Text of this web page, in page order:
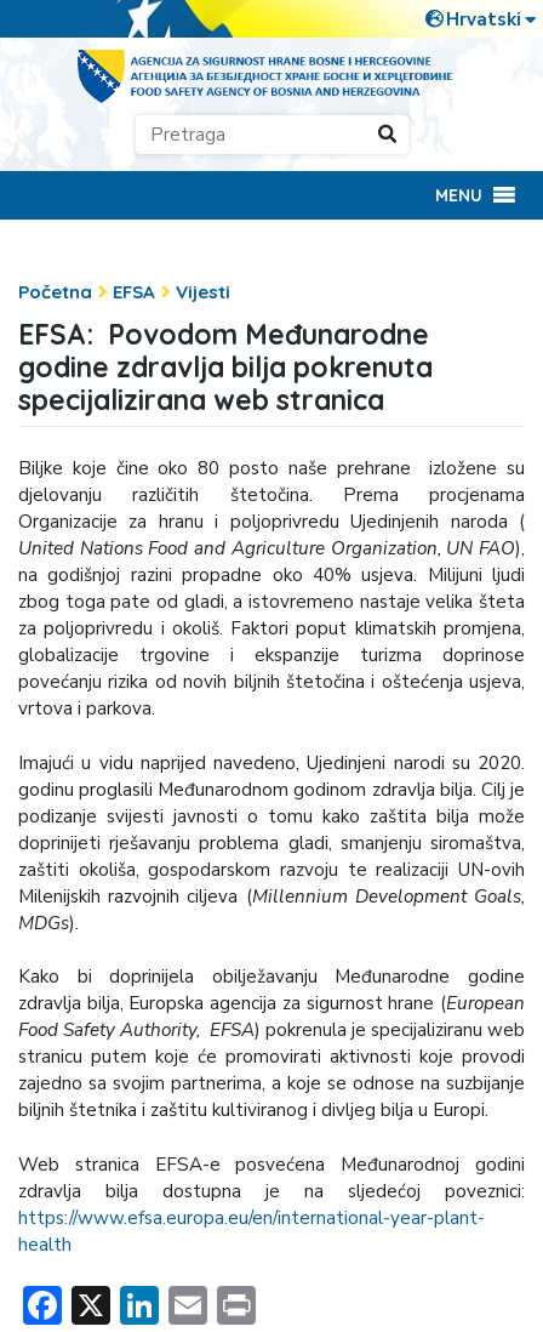
MENU
Početna EFSA Vijesti
EFSA: Povodom Međunarodne
godine zdravlja bilja pokrenuta
specijalizirana web stranica
Biljke koje čine oko 80 posto naše prehrane izložene su
djelovanju različitih štetočina. Prema procjenama
Organizacije za hranu i poljoprivredu Ujedinjenih naroda (
United Nations Food and Agriculture Organization, UN FAO),
na godišnjoj razini propadne oko 40% usjeva. Milijuni ljudi
zbog toga pate od gladi, a istovremeno nastaje velika šteta
za poljoprivredu i okoliš. Faktori poput klimatskih promjena,
globalizacije trgovine i ekspanzije turizma doprinose
povećanju rizika od novih biljnih štetočina i oštećenja usjeva,
vrtova i parkova.
Imajući u vidu naprijed navedeno, Ujedinjeni narodi su 2020.
godinu proglasili Međunarodnom godinom zdravlja bilja. Cilj je
podizanje svijesti javnosti o tomu kako zaštita bilja može
doprinijeti rješavanju problema gladi, smanjenju siromaštva,
zaštiti okoliša, gospodarskom razvoju te realizaciji UN-ovih
Milenijskih razvojnih ciljeva (Millennium Development Goals,
MDGs).
Kako bi doprinijela obilježavanju Međunarodne godine
zdravlja bilja, Europska agencija za sigurnost hrane (European
Food Safety Authority, EFSA) pokrenula je specijaliziranu web
stranicu putem koje će promovirati aktivnosti koje provodi
zajedno sa svojim partnerima, a koje se odnose na suzbijanje
biljnih štetnika i zaštitu kultiviranog i divljeg bilja u Europi.
Web stranica EFSA-e posvećena Međunarodnoj godini
zdravlja bilja dostupna je na sljedećoj poveznici:
https://www.efsa.europa.eu/en/international-year-plant-
health
Facebook
X LinkedIn
Email